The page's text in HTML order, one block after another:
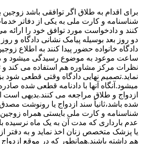
برای اقدام به طلاق اگر توافقی باشد زوجین
شناسنامه و کارت ملی به یکی از دفاتر
کنند و دادخواست مورد توافق خود را ارائه
دو روز بعد بوسیله پیامک نشانی دادگاه و
دادگاه خانواده حضور پیدا کنند به اطلاع
ساعت موعود به موضوع رسیدگی میشود و
نظرات مرکز مشاوره هم استفاده می کند
نماید.تصمیم نهایی دادگاه وقتی قطعی شود
میشود.آنگاه آنها با دادنامه قطعی شده
ازدواج و طلاق مراجعه می کنند.بدیهی است
شده باشد،ثانیاً سند ازدواج یا رونوشت
شناسنامه و کارت ملی بایستی همراه
عدم بارداری که مدت آن به یک ماه نرسیده
یا پزشک متخصص زنان اخذ نماید و به دفتر
هم داشته باشند.همانطور که در موقع